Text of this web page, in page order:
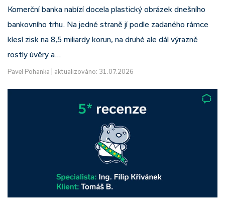
Komerční banka nabízí docela plastický obrázek dnešního
bankovního trhu. Na jedné straně jí podle zadaného rámce
klesl zisk na 8,5 miliardy korun, na druhé ale dál výrazně
rostly úvěry a…
Pavel Pohanka aktualizováno: 31.07.2026